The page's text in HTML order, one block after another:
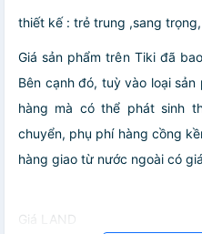
thiết kế : trẻ trung ,sang
Giá sản phẩm trên Tiki đã
Bên cạnh đó, tuỳ vào loại
hàng mà có thể phát sinh
chuyển, phụ phí hàng cồng
hàng giao từ nước ngoài có
Giá LAND